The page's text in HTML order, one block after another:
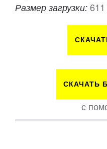
Размер загрузки:
СКАЧАТЬ
с